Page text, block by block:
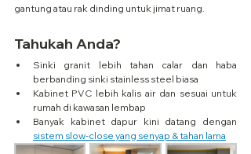
gantung atau rak dinding untuk jimat ruang.
Tahukah Anda?
Sinki granit lebih tahan calar dan haba
berbanding sinki stainless steel biasa
Kabinet PVC lebih kalis air dan sesuai untuk
rumah di kawasan lembap
sistem slow-close yang senyap & tahan lama